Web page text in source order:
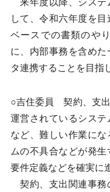
来年度以降、システ
して、令和六年度を
ベースでの書類のや
に、内部事務を含め
タ連携することを目指
○吉住委員 契約、支出
運営されているシス
など、難しい作業に
ムの不具合などが発
要件定義などを確実に
契約、支出関連事務